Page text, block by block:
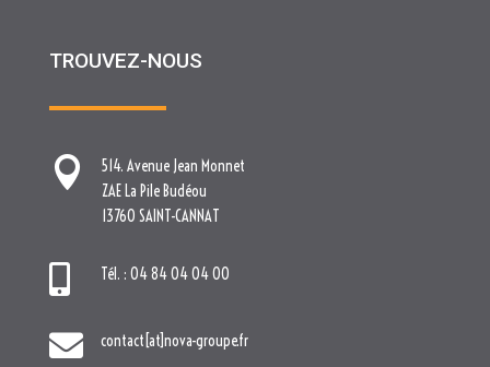

 contact[at]nova-groupe.fr
Cliquez pour accepter les cookies